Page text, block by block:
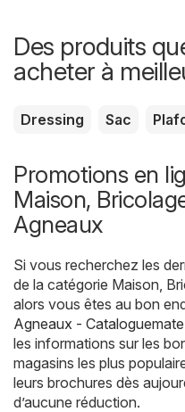
Des produits
acheter à
Dressing Sac
Promotions en
Maison,
Agneaux
Si vous recherchez les
de la catégorie Maison,
alors vous êtes au bon
Agneaux -
les informations sur les
magasins les plus
leurs brochures dès
d’aucune réduction.